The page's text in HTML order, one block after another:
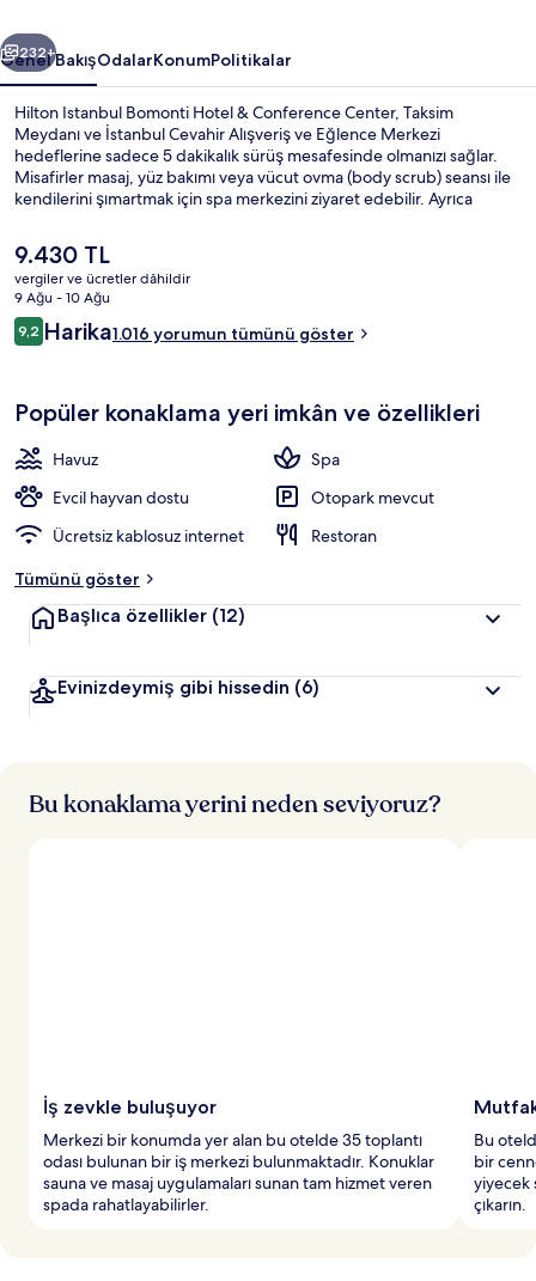
fotoğraf
galerisi
Sonraki
232+
Genel BakışOdalarKonumPolitikalar
Hilton Istanbul Bomonti Hotel & Conference Center, Taksim
Meydanı ve İstanbul Cevahir Alışveriş ve Eğlence Merkezi
hedeflerine sadece 5 dakikalık sürüş mesafesinde olmanızı sağlar.
Misafirler masaj, yüz bakımı veya vücut ovma (body scrub) seansı ile
kendilerini şımartmak için spa merkezini ziyaret edebilir. Ayrıca
restoranında uluslar arası mutfak yemekleri sunulmaktadır. 2
bar/dinlenme salonu, kapalı havuz ve havuz kenarı barı; bu lüks otel
içerisindeki diğer öne çıkan özellikler arasındadır. Misafirler yardıma
hazır personel hakkında harika yorumlarda bulunuyor. Toplu taşıma
yakındadır, Osmanbey İstasyonu 11 dakikalık yürüme mesafesinde
bulunur.
Şu
anki
fiyat
9.430 TL
9.430 TL
vergiler ve ücretler dâhildir
9 Ağu - 10 Ağu
Yorumlar
9,29,2/10
Harika1.016 yorumun tümünü göster
Popüler konaklama yeri imkân ve özellikleri
Havuz
Spa
Evcil hayvan dostu
Otopark mevcut
Ücretsiz kablosuz internet
Restoran
Tümünü göster
Başlıca özellikler (12)
Evinizdeymiş gibi hissedin (6)
Bu konaklama yerini neden seviyoruz?
İş zevkle buluşuyor
Merkezi bir konumda yer alan bu otelde 35 toplantı
odası bulunan bir iş merkezi bulunmaktadır. Konuklar
sauna ve masaj uygulamaları sunan tam hizmet veren
spada rahatlayabilirler.
Bu
bir
yiyecek
çıkarın.